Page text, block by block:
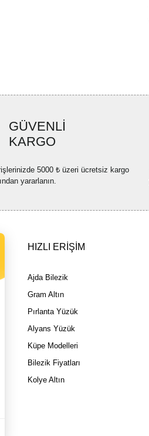
GÜVENLİ
KARGO
5000 ₺ üzeri ücretsiz kargo
yararlanın.
HIZLI ERİŞİM
Ajda Bilezik
Gram Altın
Pırlanta Yüzük
Alyans Yüzük
Küpe Modelleri
Bilezik Fiyatları
Kolye Altın